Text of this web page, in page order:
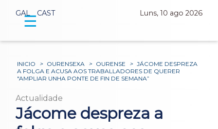
GAL CAST Luns, 10 ago 2026
☰
INICIO > OURENSEXA > OURENSE > JÁCOME DESPREZA
A FOLGA E ACUSA AOS TRABALLADORES DE QUERER
"AMPLIAR UNHA PONTE DE FIN DE SEMANA”
Actualidade
Jácome despreza a